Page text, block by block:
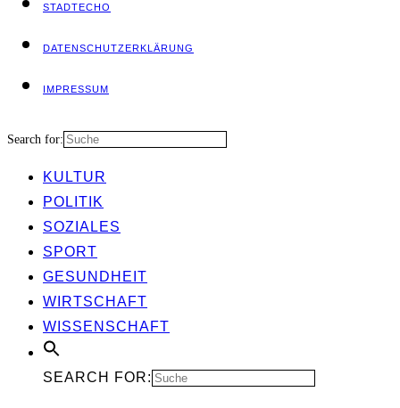
STADT­ECHO
DATEN­SCHUTZ­ER­KLÄ­RUNG
IMPRES­SUM
Search for:
KUL­TUR
POLI­TIK
SOZIA­LES
SPORT
GESUND­HEIT
WIRT­SCHAFT
WIS­SEN­SCHAFT
SEARCH FOR: